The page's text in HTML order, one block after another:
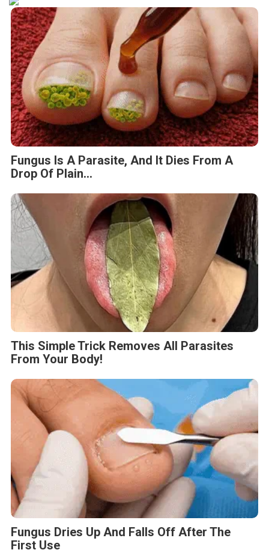
Fungus Is A Parasite, And It Dies From A
Drop Of Plain...
This Simple Trick Removes All Parasites
From Your Body!
Fungus Dries Up And Falls Off After The
First Use